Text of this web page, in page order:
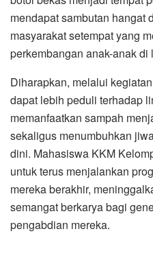
mendapat sambutan hangat
masyarakat setempat yang
perkembangan anak-anak di
​Diharapkan, melalui
dapat lebih peduli terhadap
memanfaatkan sampah
sekaligus menumbuhkan
dini. Mahasiswa KKM
untuk terus menjalankan
mereka berakhir,
semangat berkarya bagi
pengabdian mereka.